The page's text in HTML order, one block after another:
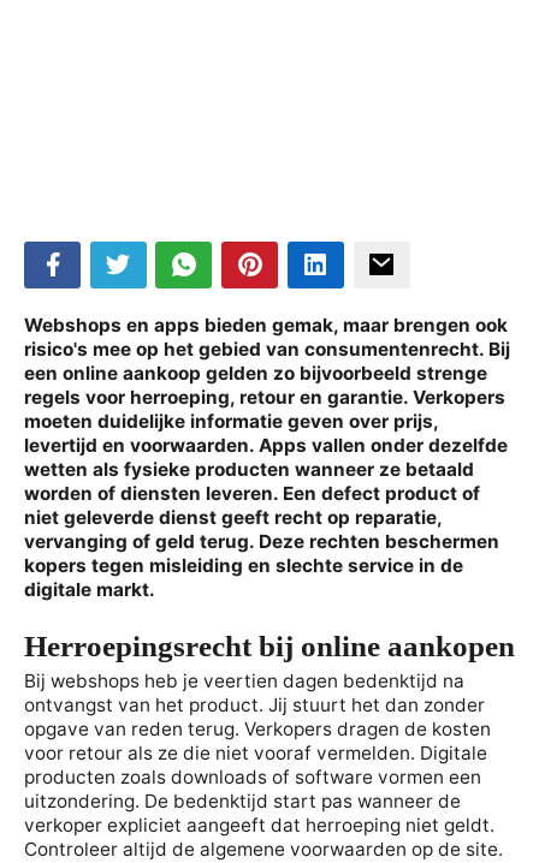
Webshops en apps bieden gemak, maar brengen ook
risico's mee op het gebied van consumentenrecht. Bij
een online aankoop gelden zo bijvoorbeeld strenge
regels voor herroeping, retour en garantie. Verkopers
moeten duidelijke informatie geven over prijs,
levertijd en voorwaarden. Apps vallen onder dezelfde
wetten als fysieke producten wanneer ze betaald
worden of diensten leveren. Een defect product of
niet geleverde dienst geeft recht op reparatie,
vervanging of geld terug. Deze rechten beschermen
kopers tegen misleiding en slechte service in de
digitale markt.
Herroepingsrecht bij online aankopen
Bij webshops heb je veertien dagen bedenktijd na
ontvangst van het product. Jij stuurt het dan zonder
opgave van reden terug. Verkopers dragen de kosten
voor retour als ze die niet vooraf vermelden. Digitale
producten zoals downloads of software vormen een
uitzondering. De bedenktijd start pas wanneer de
verkoper expliciet aangeeft dat herroeping niet geldt.
Controleer altijd de algemene voorwaarden op de site.